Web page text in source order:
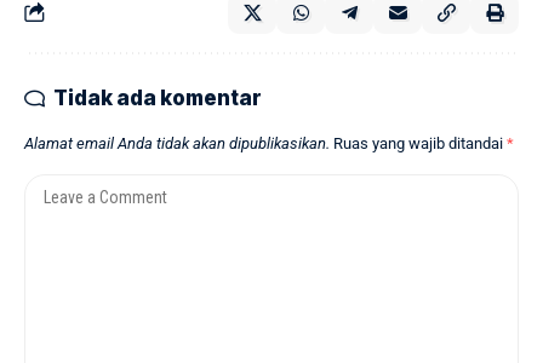
Tidak ada komentar
Alamat email Anda tidak akan dipublikasikan. Ruas yang wajib ditandai *